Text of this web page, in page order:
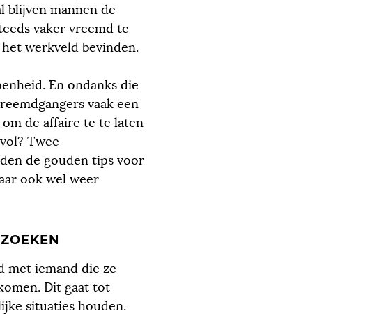
blijven mannen de
vaker vreemd te
werkveld bevinden.
En ondanks die
vaak een
de affaire te te laten
Twee
de gouden tips voor
ook wel weer
met iemand die ze
Dit gaat tot
situaties houden.